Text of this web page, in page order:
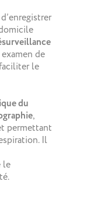
de
le
du
,
permettant
Il
le